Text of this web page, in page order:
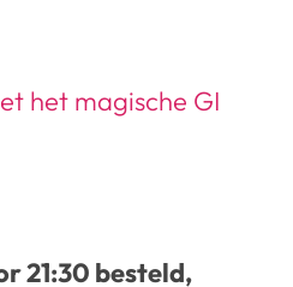
het magische GI
21:30 besteld,